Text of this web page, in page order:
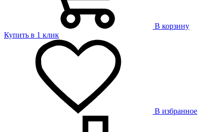
В корзину
Купить в 1 клик
В избранное